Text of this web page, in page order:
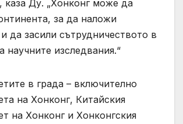
каза Ду. „Хонконг може да
за да наложи
да засили сътрудничеството в
научните изследвания.“
в града – включително
на Хонконг, Китайския
на Хонконг и Хонконгския